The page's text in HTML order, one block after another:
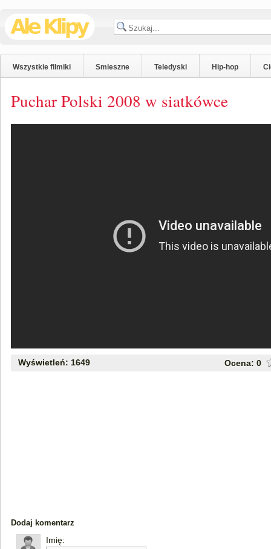
Wszystkie filmiki Smieszne Teledyski Hip-hop
Puchar Polski 2008 w siatkówce
Wyświetleń: 1649 Ocena: 0
Dodaj komentarz
Imię: